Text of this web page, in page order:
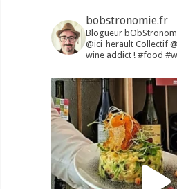
bobstronomie.fr
Blogueur
@ici_heraultCollectif
wine addict !#food